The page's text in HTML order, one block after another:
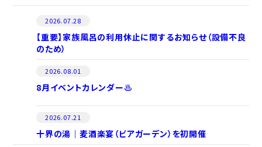
2026.07.28
【重要】家族風呂の利用休止に関するお知らせ（設備不良
のため）
2026.08.01
8月イベントカレンダー♨
2026.07.21
十界の湯｜麦酒楽宴（ビアガーデン）を初開催